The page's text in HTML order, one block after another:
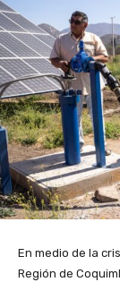
En medio de la
Región de